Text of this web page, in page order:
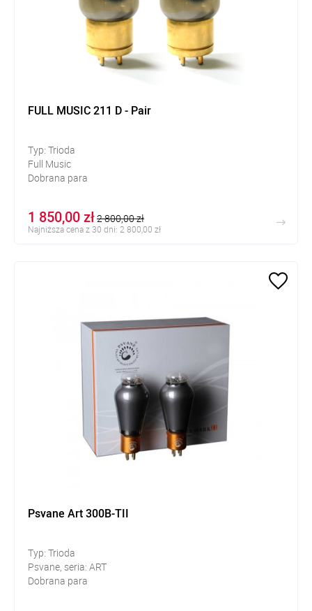
FULL MUSIC 211 D - Pair
Typ: Trioda
Full Music
Dobrana para
1 850,00 zł2 800,00 zł
Najniższa cena z 30 dni: 2 800,00 zł
Psvane Art 300B-TII
Typ: Trioda
Psvane, seria: ART
Dobrana para